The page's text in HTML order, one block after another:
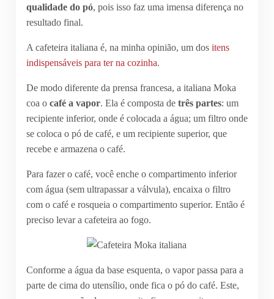
qualidade do pó, pois isso faz uma imensa diferença no
resultado final.
A cafeteira italiana é, na minha opinião, um dos itens
indispensáveis para ter na cozinha.
De modo diferente da prensa francesa, a italiana Moka
coa o café a vapor. Ela é composta de três partes: um
recipiente inferior, onde é colocada a água; um filtro onde
se coloca o pó de café, e um recipiente superior, que
recebe e armazena o café.
Para fazer o café, você enche o compartimento inferior
com água (sem ultrapassar a válvula), encaixa o filtro
com o café e rosqueia o compartimento superior. Então é
preciso levar a cafeteira ao fogo.
Conforme a água da base esquenta, o vapor passa para a
parte de cima do utensílio, onde fica o pó do café. Este,